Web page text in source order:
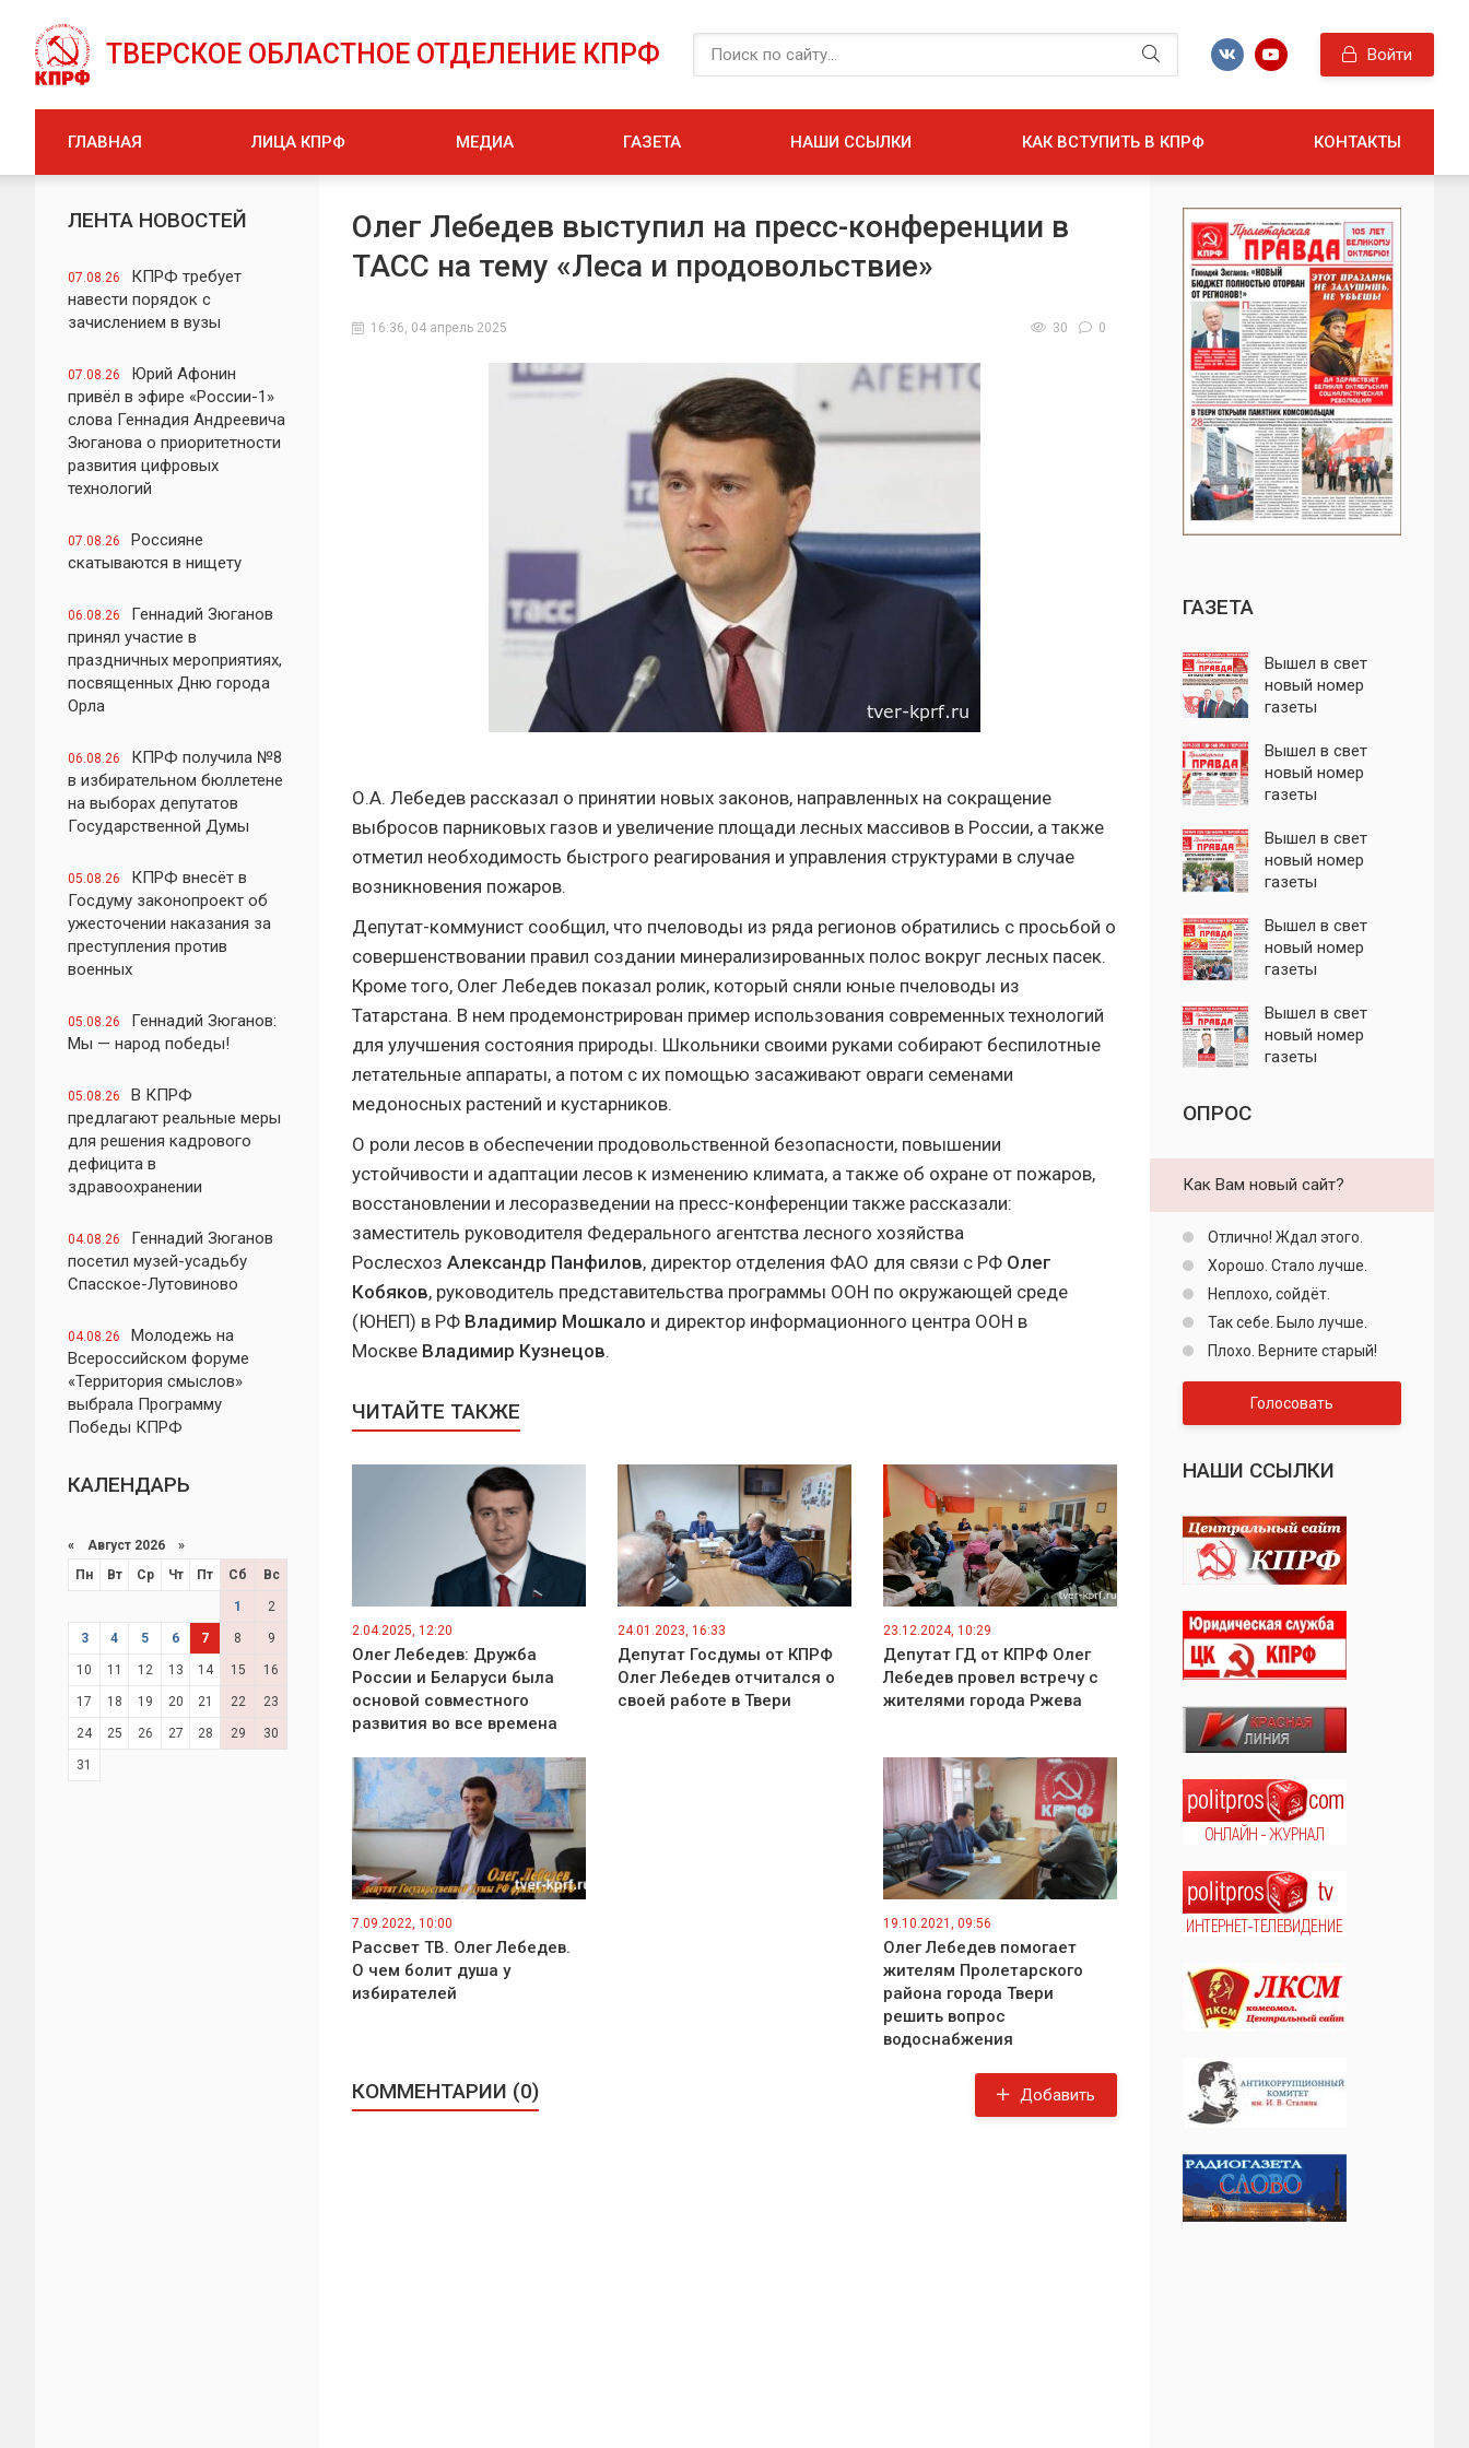
ТВЕРСКОЕ ОБЛАСТНОЕ ОТДЕЛЕНИЕ КПРФ Войти
ГЛАВНАЯ ЛИЦА КПРФ МЕДИА ГАЗЕТА НАШИ ССЫЛКИ КАК ВСТУПИТЬ В КПРФ КОНТАКТЫ
ЛЕНТА НОВОСТЕЙ
07.08.26
КПРФ требует
навести порядок с
зачислением в вузы
07.08.26
Юрий Афонин
привёл в эфире «России-1»
слова Геннадия Андреевича
Зюганова о приоритетности
развития цифровых
технологий
07.08.26
Россияне
скатываются в нищету
06.08.26
Геннадий Зюганов
принял участие в
праздничных мероприятиях,
посвященных Дню города
Орла
06.08.26
КПРФ получила №8
в избирательном бюллетене
на выборах депутатов
Государственной Думы
05.08.26
КПРФ внесёт в
Госдуму законопроект об
ужесточении наказания за
преступления против
военных
05.08.26
Геннадий Зюганов:
Мы — народ победы!
05.08.26
В КПРФ
предлагают реальные меры
для решения кадрового
дефицита в
здравоохранении
04.08.26
Геннадий Зюганов
посетил музей-усадьбу
Спасское-Лутовиново
04.08.26
Молодежь на
Всероссийском форуме
«Территория смыслов»
выбрала Программу
Победы КПРФ
КАЛЕНДАРЬ
« Август 2026 »
Пн
Вт Ср Чт Пт Сб Вс
1 2
3 4 5 6 7 8 9
10 11 12 13 14 15 16
17 18 19 20 21 22 23
24 25 26 27 28 29 30
31
Олег Лебедев выступил на пресс-конференции в
ТАСС на тему «Леса и продовольствие»
16:36, 04 апрель 2025 30 0
О.А. Лебедев рассказал о принятии новых законов, направленных на сокращение
выбросов парниковых газов и увеличение площади лесных массивов в России, а также
отметил необходимость быстрого реагирования и управления структурами в случае
возникновения пожаров.
Депутат-коммунист сообщил, что пчеловоды из ряда регионов обратились с просьбой о
совершенствовании правил создании минерализированных полос вокруг лесных пасек.
Кроме того, Олег Лебедев показал ролик, который сняли юные пчеловоды из
Татарстана. В нем продемонстрирован пример использования современных технологий
для улучшения состояния природы. Школьники своими руками собирают беспилотные
летательные аппараты, а потом с их помощью засаживают овраги семенами
медоносных растений и кустарников.
О роли лесов в обеспечении продовольственной безопасности, повышении
устойчивости и адаптации лесов к изменению климата, а также об охране от пожаров,
восстановлении и лесоразведении на пресс-конференции также рассказали:
заместитель руководителя Федерального агентства лесного хозяйства
Рослесхоз Александр Панфилов, директор отделения ФАО для связи с РФ Олег
Кобяков, руководитель представительства программы ООН по окружающей среде
(ЮНЕП) в РФ Владимир Мошкало и директор информационного центра ООН в
Москве Владимир Кузнецов.
ЧИТАЙТЕ ТАКЖЕ
2.04.2025, 12:20
Олег Лебедев: Дружба
России и Беларуси была
основой совместного
развития во все времена
24.01.2023, 16:33
Депутат Госдумы от КПРФ
Олег Лебедев отчитался о
своей работе в Твери
23.12.2024, 10:29
Депутат ГД от КПРФ Олег
Лебедев провел встречу с
жителями города Ржева
7.09.2022, 10:00
Рассвет ТВ. Олег Лебедев.
О чем болит душа у
избирателей
19.10.2021, 09:56
Олег Лебедев помогает
жителям Пролетарского
района города Твери
решить вопрос
водоснабжения
КОММЕНТАРИИ (0) Добавить
ГАЗЕТА
Вышел в свет
новый номер
газеты
правда"
Вышел в свет
новый номер
газеты
правда"
Вышел в свет
новый номер
газеты
правда"
Вышел в свет
новый номер
газеты
правда"
Вышел в свет
новый номер
газеты
ОПРОС
Как Вам новый сайт?
Отлично! Ждал этого.
Хорошо. Стало лучше.
Неплохо, сойдёт.
Так себе. Было лучше.
Плохо. Верните старый!
Голосовать
НАШИ ССЫЛКИ